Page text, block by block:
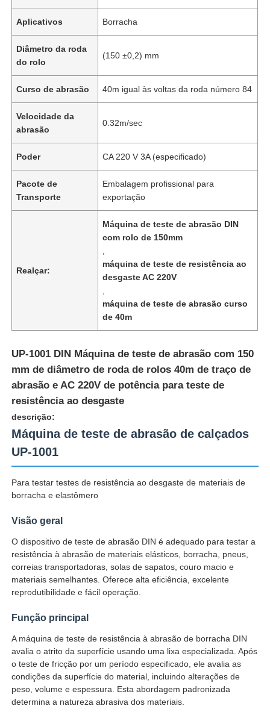
Casa
Produtos
Quem Somos
Fábrica
Controle de Qualidade
Fale Conosco
Pedir um orçamento
Câmara de Teste Ambiental
Aplicativos Borracha
Diâmetro da roda
do rolo
(150 ±0,2) mm
Curso de abrasão 40m igual às voltas da roda número 84
Velocidade da
abrasão
0.32m/sec
Poder CA 220 V 3A (especificado)
Pacote de
Transporte
Embalagem profissional para
exportação
Realçar:
Máquina de teste de abrasão DIN
com rolo de 150mm
máquina de teste de resistência ao
desgaste AC 220V
máquina de teste de abrasão curso
de 40m
UP-1001 DIN Máquina de teste de abrasão com 150
mm de diâmetro de roda de rolos 40m de traço de
abrasão e AC 220V de potência para teste de
resistência ao desgaste
descrição:
Máquina de teste de abrasão de calçados
UP-1001
Para testar testes de resistência ao desgaste de materiais de
borracha e elastômero
Visão geral
O dispositivo de teste de abrasão DIN é adequado para testar a
resistência à abrasão de materiais elásticos, borracha, pneus,
correias transportadoras, solas de sapatos, couro macio e
materiais semelhantes. Oferece alta eficiência, excelente
reprodutibilidade e fácil operação.
Função principal
A máquina de teste de resistência à abrasão de borracha DIN
avalia o atrito da superfície usando uma lixa especializada. Após
o teste de fricção por um período especificado, ele avalia as
condições da superfície do material, incluindo alterações de
peso, volume e espessura. Esta abordagem padronizada
determina a natureza abrasiva dos materiais.